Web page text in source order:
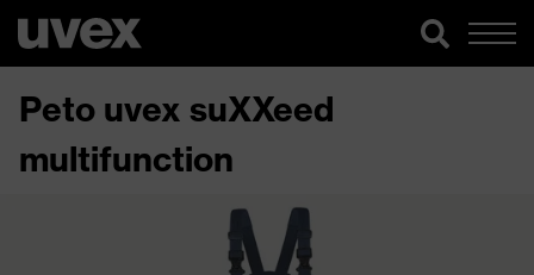
Peto uvex suXXeed
multifunction